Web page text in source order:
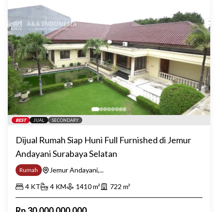
BEST JUAL SECONDARY
Dijual Rumah Siap Huni Full Furnished di Jemur
Andayani Surabaya Selatan
Rumah
Jemur Andayani,...
4 KT 4 KM 1410m² 722 m²